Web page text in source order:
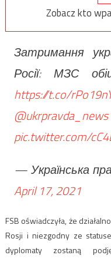
Zobacz kto
Затримання
Росії: МЗС
https://t.co/
@ukrpravda_news
pic.twitter.com/
— Українська
April 17, 2021
FSB oświadczyła, że
Rosji i niezgodny ze
dyplomaty zostaną